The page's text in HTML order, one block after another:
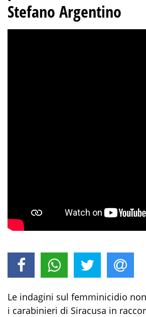
Stefano Argentino
Le indagini sul femminicidio
i carabinieri di Siracusa in